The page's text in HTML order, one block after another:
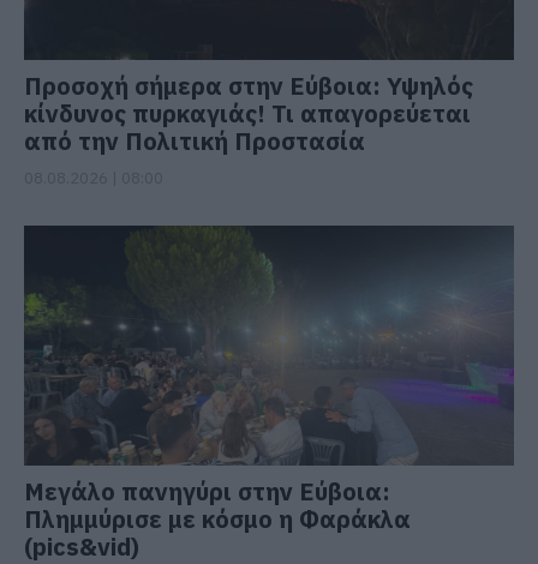
Προσοχή σήμερα στην Εύβοια: Υψηλός
κίνδυνος πυρκαγιάς! Τι απαγορεύεται
από την Πολιτική Προστασία
Μεγάλο πανηγύρι στην Εύβοια:
Πλημμύρισε με κόσμο η Φαράκλα
(pics&vid)